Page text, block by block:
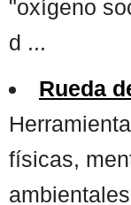
"oxígeno
d ...
Rueda
físicas,